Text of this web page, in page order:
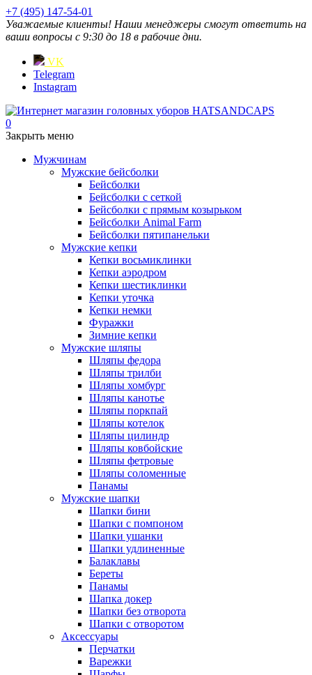
+7 (495) 147-54-01
Уважаемые клиенты! Наши менеджеры смогут ответить на
ваши вопросы с 9:30 до 18 в рабочие дни.
VK
Telegram
Instagram
0
Закрыть меню
Мужчинам
Мужские бейсболки
Бейсболки
Бейсболки с сеткой
Бейсболки с прямым козырьком
Бейсболки Animal Farm
Бейсболки пятипанельки
Мужские кепки
Кепки восьмиклинки
Кепки аэродром
Кепки шестиклинки
Кепки уточка
Кепки немки
Фуражки
Зимние кепки
Мужские шляпы
Шляпы федора
Шляпы трилби
Шляпы хомбург
Шляпы канотье
Шляпы поркпай
Шляпы котелок
Шляпы цилиндр
Шляпы ковбойские
Шляпы фетровые
Шляпы соломенные
Панамы
Мужские шапки
Шапки бини
Шапки с помпоном
Шапки ушанки
Шапки удлиненные
Балаклавы
Береты
Панамы
Шапка докер
Шапки без отворота
Шапки с отворотом
Аксессуары
Перчатки
Варежки